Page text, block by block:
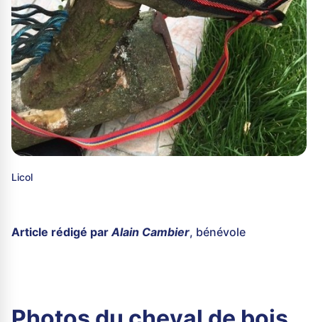
Licol
Article rédigé parAlain Cambier, bénévole